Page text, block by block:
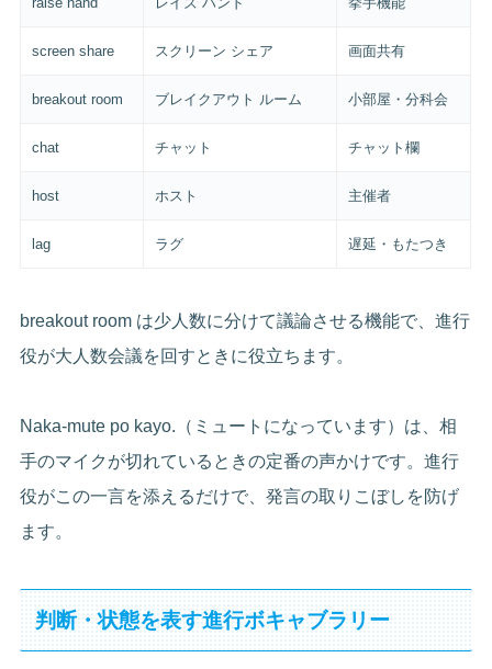
screen share スクリーン シェア 画面共有
breakout room ブレイクアウト ルーム 小部屋・分科会
chat チャット チャット欄
host ホスト 主催者
lag ラグ 遅延・もたつき
breakout room は少人数に分けて議論させる機能で、進行
役が大人数会議を回すときに役立ちます。
Naka-mute po kayo.（ミュートになっています）は、相
手のマイクが切れているときの定番の声かけです。進行
役がこの一言を添えるだけで、発言の取りこぼしを防げ
ます。
判断・状態を表す進行ボキャブラリー